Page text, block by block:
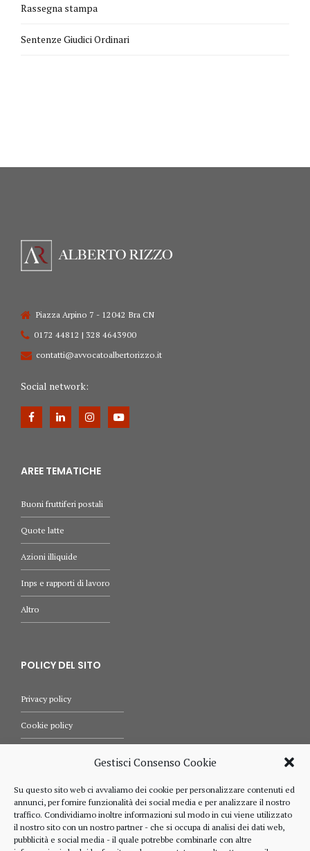
Gestisci Consenso Cookie
Su questo sito web ci avvaliamo dei cookie per personalizzare contenuti ed
annunci, per fornire funzionalità dei social media e per analizzare il nostro
traffico. Condividiamo inoltre informazioni sul modo in cui viene utilizzato
il nostro sito con un nostro partner - che si occupa di analisi dei dati web,
pubblicità e social media - il quale potrebbe combinarle con altre
Rassegna stampa
Sentenze Giudici Ordinari
Piazza Arpino 7 - 12042 Bra CN
0172 44812 | 328 4643900
contatti@avvocatoalbertorizzo.it
Social network:
AREE TEMATICHE
Buoni fruttiferi postali
Quote latte
Azioni illiquide
Inps e rapporti di lavoro
Altro
POLICY DEL SITO
Privacy policy
Cookie policy
Comunicazioni